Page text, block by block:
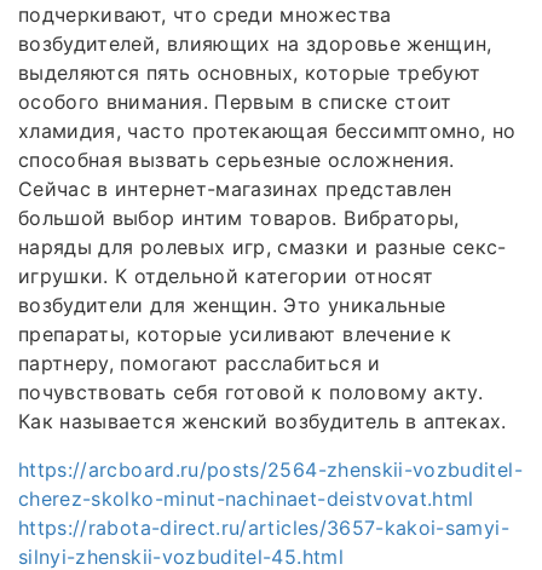
подчеркивают, что среди множества
возбудителей, влияющих на здоровье женщин,
выделяются пять основных, которые требуют
особого внимания. Первым в списке стоит
хламидия, часто протекающая бессимптомно, но
способная вызвать серьезные осложнения.
Сейчас в интернет-магазинах представлен
большой выбор интим товаров. Вибраторы,
наряды для ролевых игр, смазки и разные секс-
игрушки. К отдельной категории относят
возбудители для женщин. Это уникальные
препараты, которые усиливают влечение к
партнеру, помогают расслабиться и
почувствовать себя готовой к половому акту.
Как называется женский возбудитель в аптеках.
https://arcboard.ru/posts/2564-zhenskii-vozbuditel-
cherez-skolko-minut-nachinaet-deistvovat.html
https://rabota-direct.ru/articles/3657-kakoi-samyi-
silnyi-zhenskii-vozbuditel-45.html